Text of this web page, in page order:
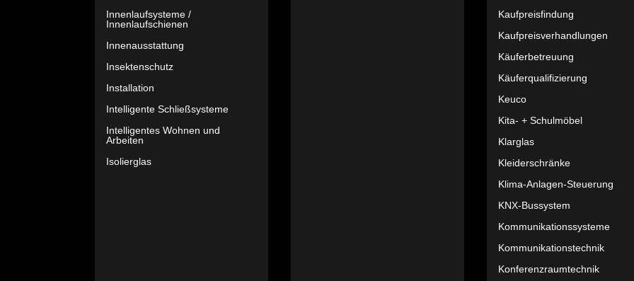
Innenlaufsysteme /
Innenlaufschienen
Innenausstattung
Insektenschutz
Installation
Intelligente Schließsysteme
Intelligentes Wohnen und
Arbeiten
Isolierglas
Kaufpreisfindung
Kaufpreisverhandlungen
Käuferbetreuung
Käuferqualifizierung
Keuco
Kita- + Schulmöbel
Klarglas
Kleiderschränke
Klima-Anlagen-Steuerung
KNX-Bussystem
Kommunikationssysteme
Kommunikationstechnik
Konferenzraumtechnik